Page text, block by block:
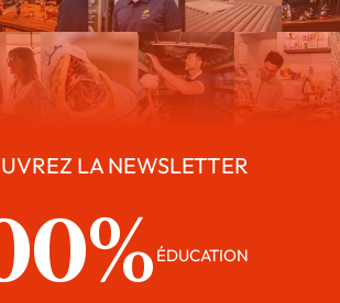
LA NEWSLETTER
ÉDUCATION